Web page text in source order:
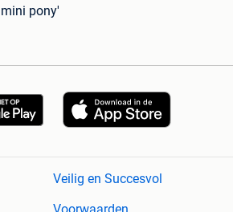
pony'
Veilig en Succesvol